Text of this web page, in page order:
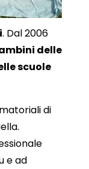
. Dal 2006
delle
scuole
di
e ad